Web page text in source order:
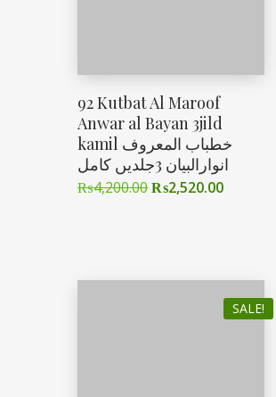
92 Kutbat Al Maroof
Anwar al Bayan 3jild
kamil خطباب المعروف
انوارالبیان 3جلدیں کامل
₨4,200.00₨2,520.00
SALE!